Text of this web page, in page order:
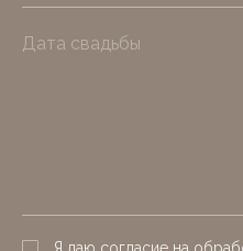
Я даю согласие на